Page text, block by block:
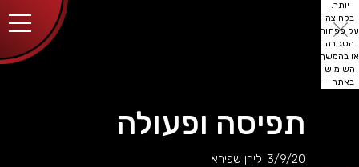
יותר.
בלחיצה
על כפתור
הסגירה
או בהמשך
השימוש
באתר –
תפיסה ופעולה
3/9/20 לירן שפירא